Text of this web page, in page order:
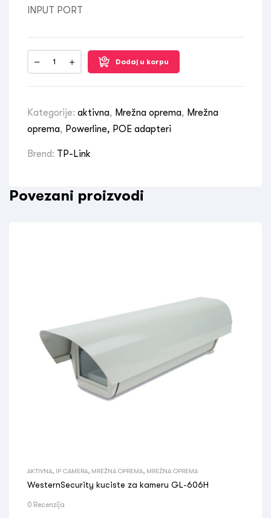
INPUT PORT
Dodaj u korpu
Kategorije: aktivna, Mrežna oprema, Mrežna
oprema, Powerline, POE adapteri
Brend: TP-Link
Povezani proizvodi
AKTIVNA IP CAMERA MREŽNA OPREMA MREŽNA OPREMA
WesternSecurity kuciste za kameru GL-606H
0 Recenzija